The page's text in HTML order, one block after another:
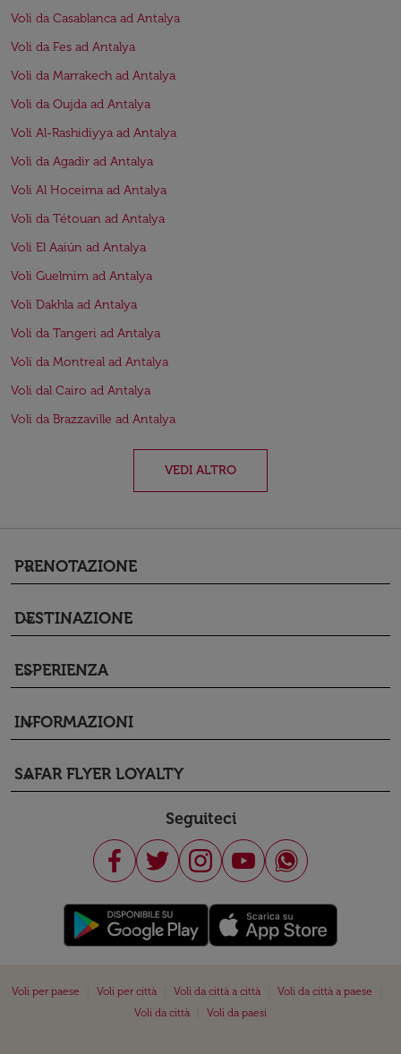
Voli da Casablanca ad Antalya
Voli da Fes ad Antalya
Voli da Marrakech ad Antalya
Voli da Oujda ad Antalya
Voli Al-Rashidiyya ad Antalya
Voli da Agadir ad Antalya
Voli Al Hoceima ad Antalya
Voli da Tétouan ad Antalya
Voli El Aaiún ad Antalya
Voli Guelmim ad Antalya
Voli Dakhla ad Antalya
Voli da Tangeri ad Antalya
Voli da Montreal ad Antalya
Voli dal Cairo ad Antalya
Voli da Brazzaville ad Antalya
VEDI ALTRO
PRENOTAZIONE
keyboard_arrow_down
DESTINAZIONE
keyboard_arrow_down
ESPERIENZA
keyboard_arrow_down
INFORMAZIONI
keyboard_arrow_down
SAFAR FLYER LOYALTY
keyboard_arrow_down
Seguiteci
Voli per paese Voli per città Voli da città a città Voli da città a paese
Voli da città
Voli da paesi